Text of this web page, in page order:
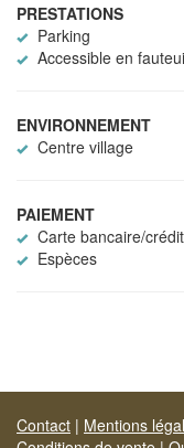
PRESTATIONS
Parking
Accessible en
ENVIRONNEMENT
Centre village
PAIEMENT
Carte bancaire/crédit
Espèces
Contact | Mentions